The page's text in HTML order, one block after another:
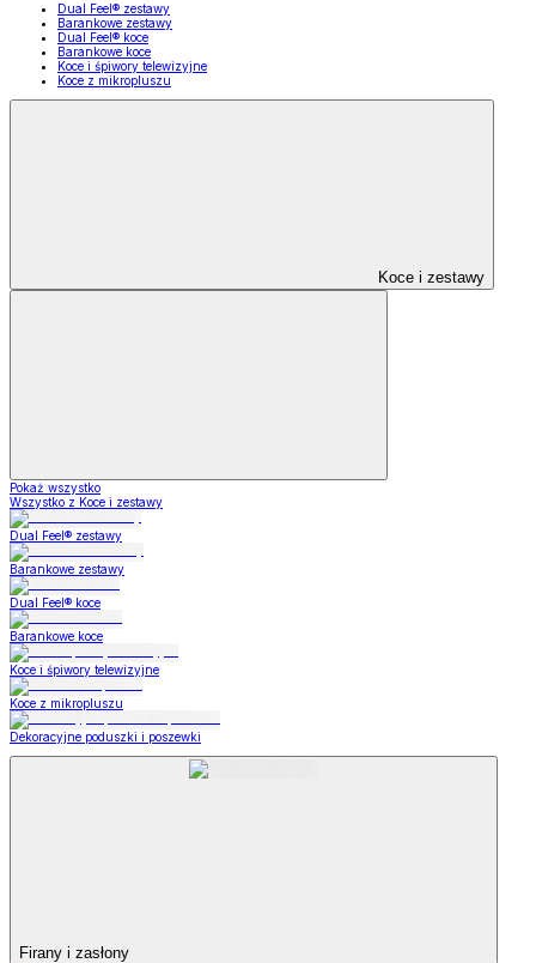
Dual Feel® zestawy
Barankowe zestawy
Dual Feel® koce
Barankowe koce
Koce i śpiwory telewizyjne
Koce z mikropluszu
Koce i zestawy
Pokaż wszystko
Wszystko z Koce i zestawy
Dual Feel® zestawy
Barankowe zestawy
Dual Feel® koce
Barankowe koce
Koce i śpiwory telewizyjne
Koce z mikropluszu
Dekoracyjne poduszki i poszewki
Firany i zasłony